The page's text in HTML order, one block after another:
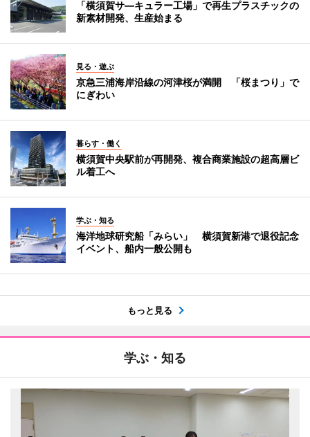
「横須賀サ―キュラー工場」で再生プラスチックの
新素材開発、生産始まる
見る・遊ぶ
京急三浦海岸沿線の河津桜が満開 「桜まつり」で
にぎわい
暮らす・働く
横須賀中央駅前が再開発、複合商業施設の超高層ビ
ル着工へ
学ぶ・知る
海洋地球研究船「みらい」 横須賀新港で退役記念
イベント、船内一般公開も
もっと見る
学ぶ・知る